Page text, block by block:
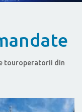
touroperatorii din